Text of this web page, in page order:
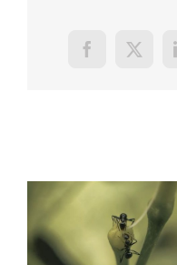
Facebook
X